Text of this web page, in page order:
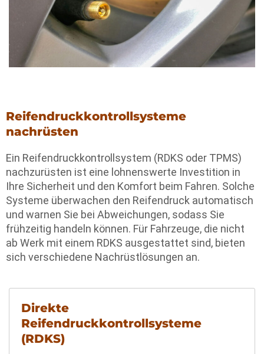
Reifendruckkontrollsysteme
nachrüsten
Ein Reifendruckkontrollsystem (RDKS oder TPMS)
nachzurüsten ist eine lohnenswerte Investition in
Ihre Sicherheit und den Komfort beim Fahren. Solche
Systeme überwachen den Reifendruck automatisch
und warnen Sie bei Abweichungen, sodass Sie
frühzeitig handeln können. Für Fahrzeuge, die nicht
ab Werk mit einem RDKS ausgestattet sind, bieten
sich verschiedene Nachrüstlösungen an.
Direkte
Reifendruckkontrollsysteme
(RDKS)